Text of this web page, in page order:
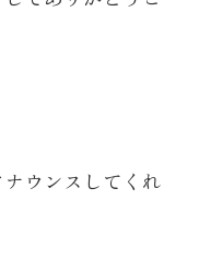
ウンスしてくれ